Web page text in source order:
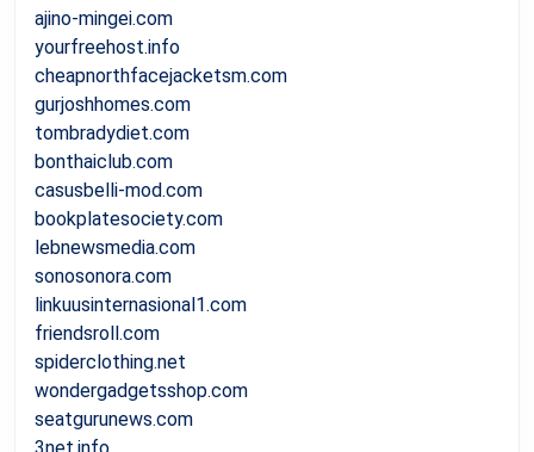
ajino-mingei.com
yourfreehost.info
cheapnorthfacejacketsm.com
gurjoshhomes.com
tombradydiet.com
bonthaiclub.com
casusbelli-mod.com
bookplatesociety.com
lebnewsmedia.com
sonosonora.com
linkuusinternasional1.com
friendsroll.com
spiderclothing.net
wondergadgetsshop.com
seatgurunews.com
3net.info